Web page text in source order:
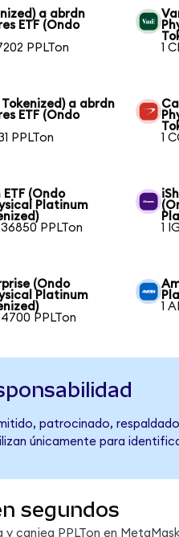
a abrdn
ETF (Ondo
PPLTon
1
a abrdn
ETF (Ondo
PPLTon
1
(Ondo
Platinum
PPLTon
1
(Ondo
Platinum
PPLTon
1
patrocinado,
únicamente para
segundos
y canjea PPLTon en